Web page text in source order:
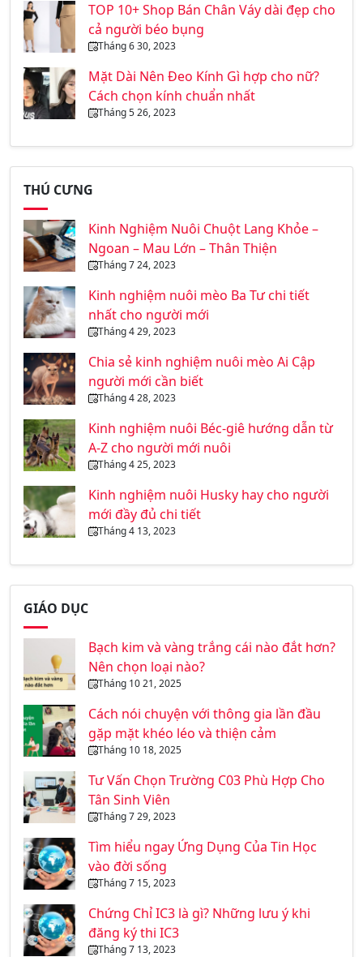
TOP 10+ Shop Bán Chân Váy dài đẹp cho
cả người béo bụng
Tháng 6 30, 2023
Mặt Dài Nên Đeo Kính Gì hợp cho nữ?
Cách chọn kính chuẩn nhất
Tháng 5 26, 2023
THÚ CƯNG
Kinh Nghiệm Nuôi Chuột Lang Khỏe –
Ngoan – Mau Lớn – Thân Thiện
Tháng 7 24, 2023
Kinh nghiệm nuôi mèo Ba Tư chi tiết
nhất cho người mới
Tháng 4 29, 2023
Chia sẻ kinh nghiệm nuôi mèo Ai Cập
người mới cần biết
Tháng 4 28, 2023
Kinh nghiệm nuôi Béc-giê hướng dẫn từ
A-Z cho người mới nuôi
Tháng 4 25, 2023
Kinh nghiệm nuôi Husky hay cho người
mới đầy đủ chi tiết
Tháng 4 13, 2023
GIÁO DỤC
Bạch kim và vàng trắng cái nào đắt hơn?
Nên chọn loại nào?
Tháng 10 21, 2025
Cách nói chuyện với thông gia lần đầu
gặp mặt khéo léo và thiện cảm
Tháng 10 18, 2025
Tư Vấn Chọn Trường C03 Phù Hợp Cho
Tân Sinh Viên
Tháng 7 29, 2023
Tìm hiểu ngay Ứng Dụng Của Tin Học
vào đời sống
Tháng 7 15, 2023
Chứng Chỉ IC3 là gì? Những lưu ý khi
đăng ký thi IC3
Tháng 7 13, 2023